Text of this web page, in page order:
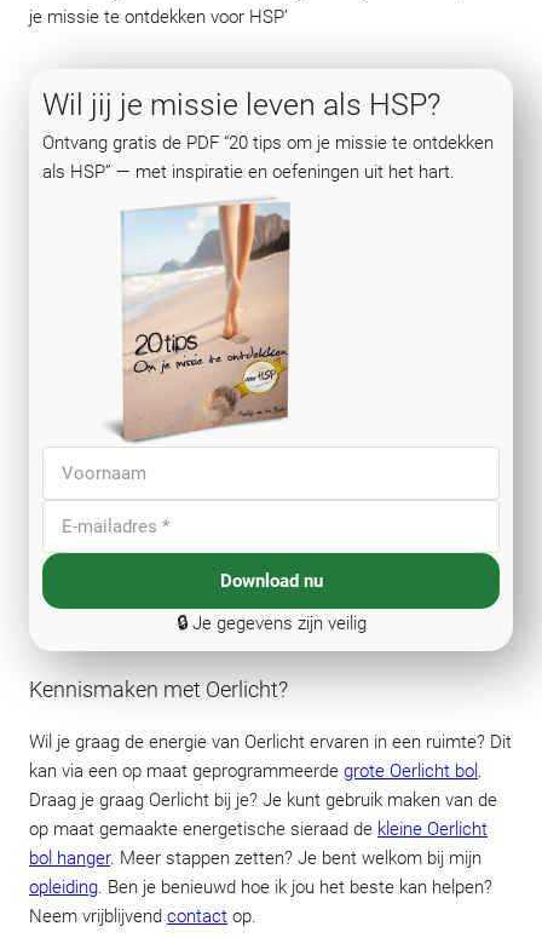
je missie te ontdekken voor HSP’
Wil jij je missie leven als HSP?
Ontvang gratis de PDF “20 tips om je missie te ontdekken
als HSP” — met inspiratie en oefeningen uit het hart.
Download nu
🔒 Je gegevens zijn veilig
Kennismaken met Oerlicht?
Wil je graag de energie van Oerlicht ervaren in een ruimte? Dit
kan via een op maat geprogrammeerde grote Oerlicht bol .
Draag je graag Oerlicht bij je? Je kunt gebruik maken van de
op maat gemaakte energetische sieraad de kleine Oerlicht
bol hanger. Meer stappen zetten? Je bent welkom bij mijn
opleiding. Ben je benieuwd hoe ik jou het beste kan helpen?
Neem vrijblijvend contact op.